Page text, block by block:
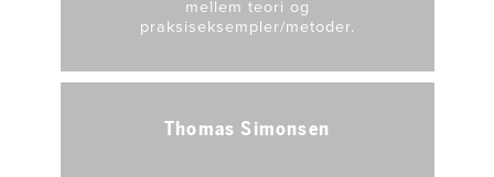
mellem teori og
praksiseksempler/metoder.
Thomas Simonsen